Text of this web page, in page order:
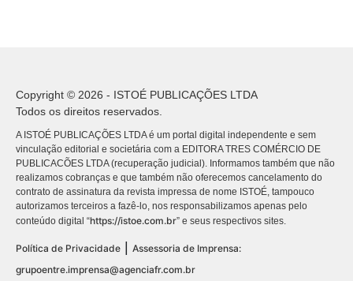
Copyright © 2026 - ISTOÉ PUBLICAÇÕES LTDA
Todos os direitos reservados.
A ISTOÉ PUBLICAÇÕES LTDA é um portal digital independente e sem
vinculação editorial e societária com a EDITORA TRES COMÉRCIO DE
PUBLICACÕES LTDA (recuperação judicial). Informamos também que não
realizamos cobranças e que também não oferecemos cancelamento do
contrato de assinatura da revista impressa de nome ISTOÉ, tampouco
autorizamos terceiros a fazê-lo, nos responsabilizamos apenas pelo
conteúdo digital “https://istoe.com.br” e seus respectivos sites.
Política de Privacidade
Assessoria de Imprensa:
grupoentre.imprensa@agenciafr.com.br